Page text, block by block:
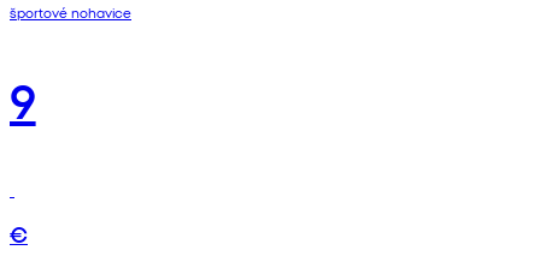
športové nohavice
9
€